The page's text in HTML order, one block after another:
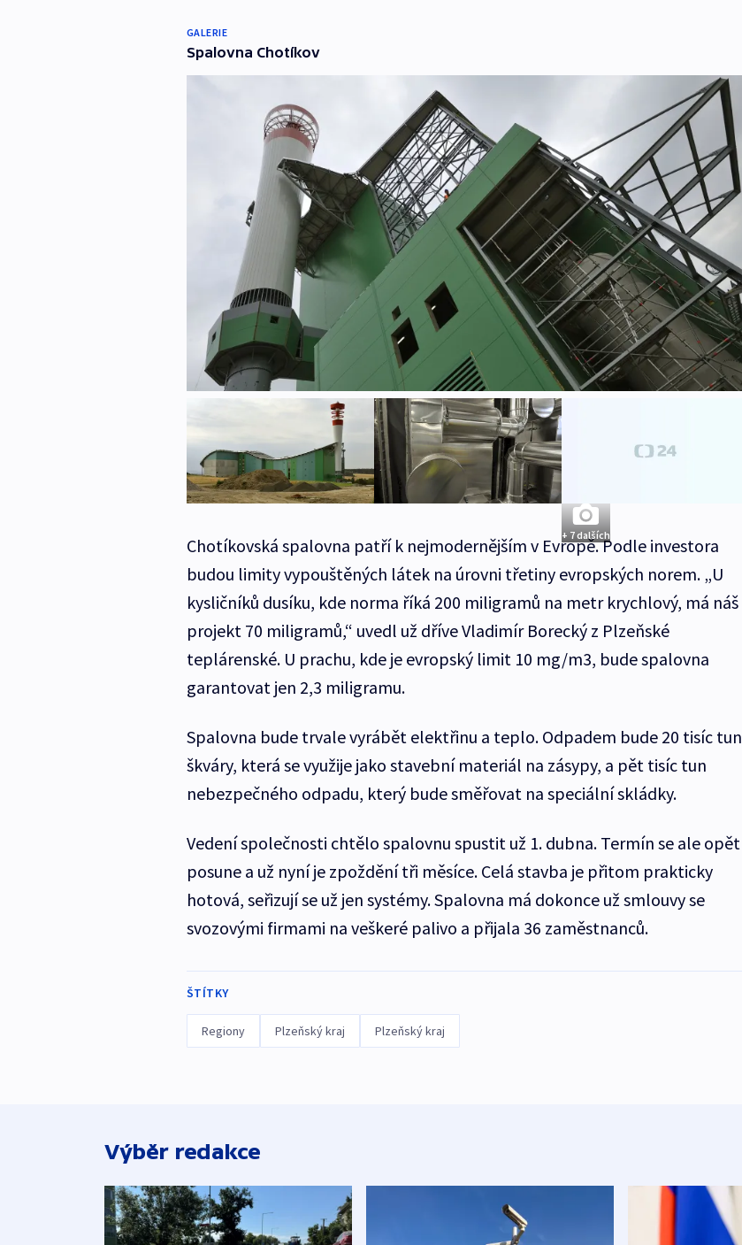
GALERIE
Spalovna Chotíkov
+ 7 dalších
Chotíkovská spalovna patří k nejmodernějším v Evropě. Podle investora
budou limity vypouštěných látek na úrovni třetiny evropských norem. „U
kysličníků dusíku, kde norma říká 200 miligramů na metr krychlový, má náš
projekt 70 miligramů,“ uvedl už dříve Vladimír Borecký z Plzeňské
teplárenské. U prachu, kde je evropský limit 10 mg/m3, bude spalovna
garantovat jen 2,3 miligramu.
Spalovna bude trvale vyrábět elektřinu a teplo. Odpadem bude 20 tisíc tun
škváry, která se využije jako stavební materiál na zásypy, a pět tisíc tun
nebezpečného odpadu, který bude směřovat na speciální skládky.
Vedení společnosti chtělo spalovnu spustit už 1. dubna. Termín se ale opět
posune a už nyní je zpoždění tři měsíce. Celá stavba je přitom prakticky
hotová, seřizují se už jen systémy. Spalovna má dokonce už smlouvy se
svozovými firmami na veškeré palivo a přijala 36 zaměstnanců.
ŠTÍTKY
Regiony Plzeňský kraj Plzeňský kraj
Výběr redakce